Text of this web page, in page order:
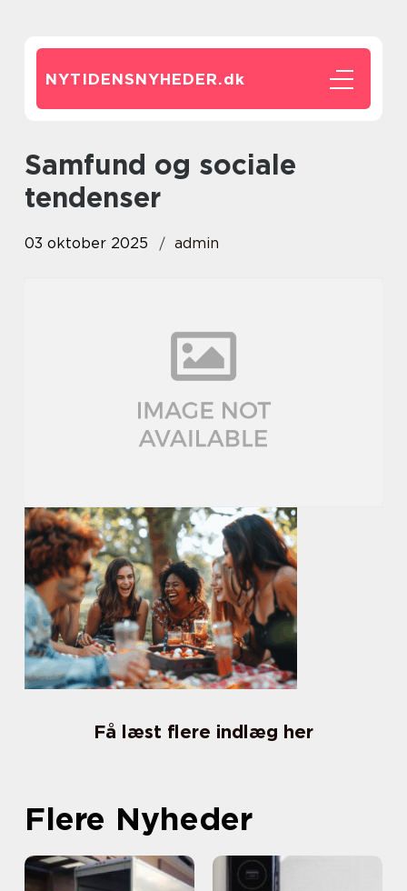
NYTIDENSNYHEDER.dk
Samfund og sociale
tendenser
03 oktober 2025 admin
Få læst flere indlæg her
Flere Nyheder